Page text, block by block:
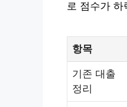
로 점수가 하
항목
기존 대출
정리